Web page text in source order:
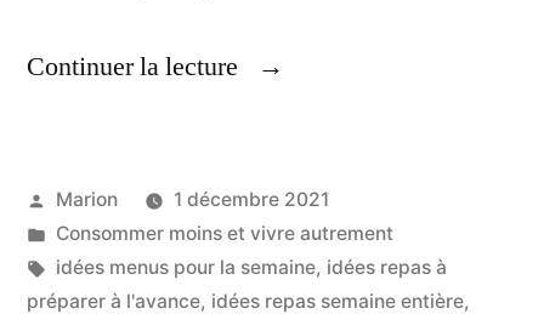
Continuer la lecture
« Recettes
Tenir
Plusieurs
Jours »
Publié
par
Marion
1 décembre 2021
Publié
dans
Consommer moins et vivre autrement
Étiquettes :
idées menus pour la semaine, idées repas à
préparer à l'avance, idées repas semaine entière,